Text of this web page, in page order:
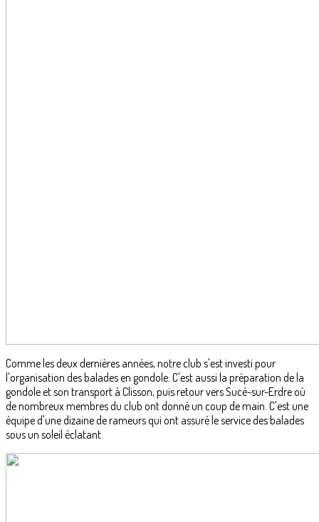
Comme les deux dernières années, notre club s'est investi pour
l'organisation des balades en gondole. C'est aussi la préparation de la
gondole et son transport à Clisson, puis retour vers Sucé-sur-Erdre où
de nombreux membres du club ont donné un coup de main. C'est une
équipe d'une dizaine de rameurs qui ont assuré le service des balades
sous un soleil éclatant.